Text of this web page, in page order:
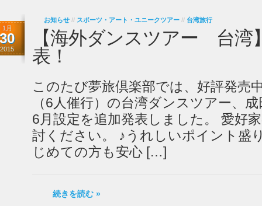
1月
30
2015
お知らせ // スポーツ・アート・ユニークツアー // 台湾旅行
【海外ダンスツアー 台湾
表！
このたび夢旅倶楽部では、好評発売
（6人催行）の台湾ダンスツアー、
6月設定を追加発表しました。 愛好
討ください。 ♪うれしいポイント盛
じめての方も安心 […]
続きを読む »